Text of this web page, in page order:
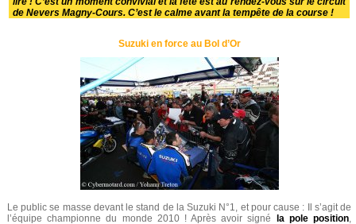
de Nevers Magny-Cours. C’est le calme avant la tempête de la course !
Suzuki en force au Bol d’Or
Le public se masse devant le stand de la Suzuki N°1, et pour cause : Il s’agit de
l’équipe championne du monde 2010 ! Après avoir signé
la pole position,